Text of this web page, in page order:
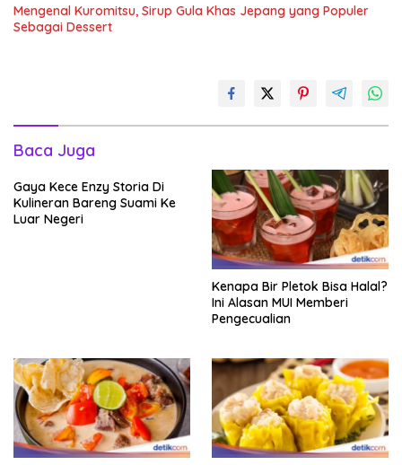
Mengenal Kuromitsu, Sirup Gula Khas Jepang yang Populer
Sebagai Dessert
Baca Juga
Gaya Kece Enzy Storia Di
Kulineran Bareng Suami Ke
Luar Negeri
Kenapa Bir Pletok Bisa Halal?
Ini Alasan MUI Memberi
Pengecualian